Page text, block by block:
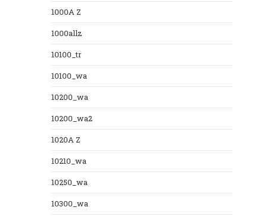
1000A Z
1000allz
10100_tr
10100_wa
10200_wa
10200_wa2
1020A Z
10210_wa
10250_wa
10300_wa